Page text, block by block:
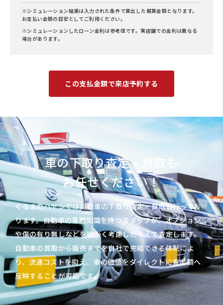
※シミュレーション結果は入力された条件で算出した概算金額となります。
お支払い金額の目安としてご利用ください。
※シミュレーションしたローン金利は参考値です。実店舗での金利は異なる
場合があります。
この支払金額で来店予約する
車の下取り査定・買取も
お任せください！
くるまのハヤシでは自動車の下取り査定・買取も行ってお
ります。自動車の専門知識を持つスタッフが、オプション
や傷の有り無しなどを細かく考慮したうえで査定します。
自動車の買取から販売までを自社で完結できる体制によ
り、流通コストを抑え、車の価値をダイレクトに査定額へ
反映することが可能です。